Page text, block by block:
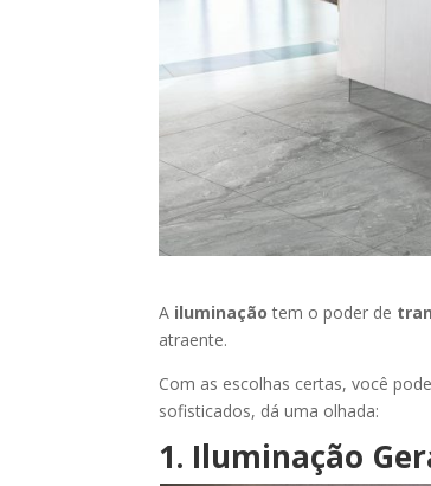
​A iluminaçãotem o poder de
atraente.
Com as escolhas certas, você
sofisticados, dá uma olhada:
1. Iluminação